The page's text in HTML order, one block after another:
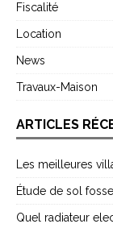
Fiscalité
Location
News
Travaux-Maison
ARTICLES
Les meilleures
Étude de sol
Quel radiateur